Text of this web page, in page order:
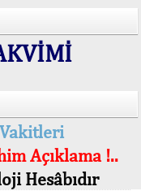
Açıklama !..
Hesâbıdır